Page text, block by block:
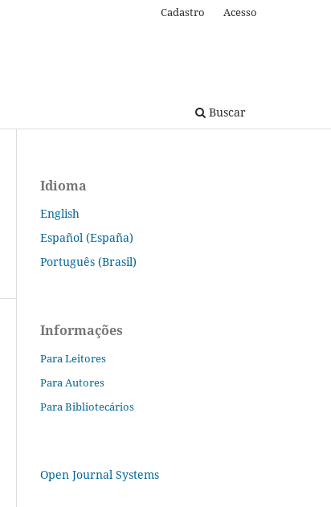
Buscar
Cadastro Acesso
Idioma
English
Español (España)
Português (Brasil)
Informações
Para Leitores
Para Autores
Para Bibliotecários
Open Journal Systems